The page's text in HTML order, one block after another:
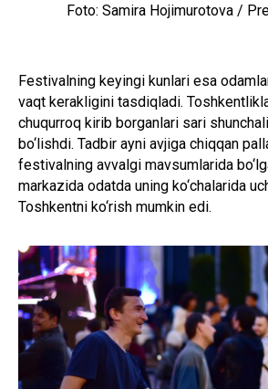
Foto: Samira Hojimurotova /
Festivalning keyingi kunlari esa
vaqt kerakligini tasdiqladi.
chuqurroq kirib borganlari sari
bo‘lishdi. Tadbir ayni avjiga chiqqan
festivalning avvalgi mavsumlarida
markazida odatda uning ko‘chalarida
Toshkentni ko‘rish mumkin edi.